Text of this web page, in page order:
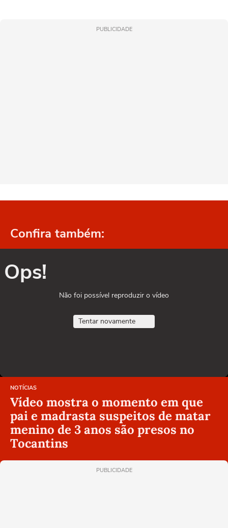
PUBLICIDADE
Confira também:
Ops!
Não foi possível reproduzir o vídeo
Tentar novamente
NOTÍCIAS
Vídeo mostra o momento em que
pai e madrasta suspeitos de matar
menino de 3 anos são presos no
Tocantins
PUBLICIDADE